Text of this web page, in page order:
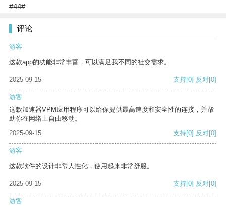
#44#
评论
游客
这款app的功能非常丰富，可以满足我不同的社交需求。
2025-09-15 支持[0] 反对[0]
游客
这款加速器VPM应用程序可以给你提供最高速度和安全性的连接，并帮
助你在网络上自由移动。
2025-09-15
支持[0] 反对[0]
游客
这款软件的设计非常人性化，使用起来非常舒服。
2025-09-15 支持[0] 反对[0]
游客